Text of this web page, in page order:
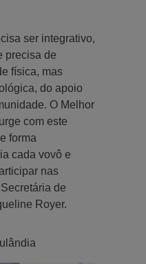
ser integrativo,
precisa de
física, mas
do apoio
O Melhor
com este
forma
cada vovô e
nas
de
Royer.